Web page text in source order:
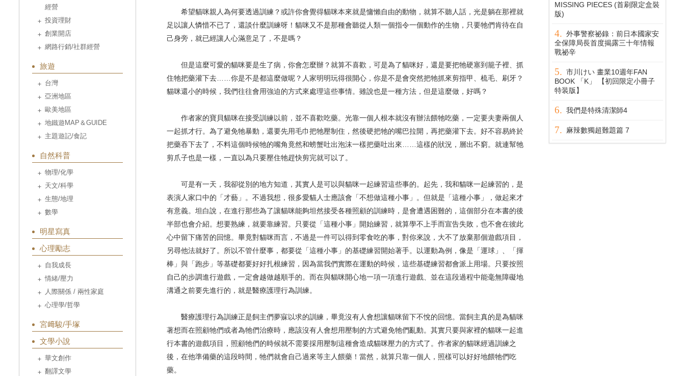
經營
投資理財
創業開店
網路行銷/社群經營
旅遊
台灣
亞洲地區
歐美地區
地鐵遊MAP＆GUIDE
主題遊記/食記
自然科普
物理/化學
天文/科學
生態/地理
數學
明星寫真
心理勵志
自我成長
情緒/壓力
人際關係 / 兩性家庭
心理學/哲學
宮﨑駿/手塚
文學小說
華文創作
翻譯文學
希望貓咪親人為何要透過訓練？或許你會覺得貓咪本來就是慵懶自由的動物，就算不聽人話，光是躺在那裡就
足以讓人憐惜不已了，還談什麼訓練呀！貓咪又不是那種會聽從人類一個指令一個動作的生物，只要牠們肯待在自
己身旁，就已經讓人心滿意足了，不是嗎？
但是這麼可愛的貓咪要是生了病，你會怎麼辦？就算不喜歡，可是為了貓咪好，還是要把牠硬塞到籠子裡、抓
住牠把藥灌下去……你是不是都這麼做呢？人家明明玩得很開心，你是不是會突然把牠抓來剪指甲、梳毛、刷牙？
貓咪還小的時候，我們往往會用強迫的方式來處理這些事情。雖說也是一種方法，但是這麼做，好嗎？
作者家的寶貝貓咪在接受訓練以前，並不喜歡吃藥。光靠一個人根本就沒有辦法餵牠吃藥，一定要夫妻兩個人
一起抓才行。為了避免牠暴動，還要先用毛巾把牠壓制住，然後硬把牠的嘴巴拉開，再把藥灌下去。好不容易終於
把藥吞下去了，不料這個時候牠的嘴角竟然和螃蟹吐出泡沫一樣把藥吐出來……這樣的狀況，層出不窮。就連幫牠
剪爪子也是一樣，一直以為只要壓住牠趕快剪完就可以了。
可是有一天，我卻從別的地方知道，其實人是可以與貓咪一起練習這些事的。起先，我和貓咪一起練習的，是
表演人家口中的「才藝」。不過我想，很多愛貓人士應該會「不想做這種小事」。但就是「這種小事」，做起來才
有意義。坦白說，在進行那些為了讓貓咪能夠坦然接受各種照顧的訓練時，是會遭遇困難的，這個部分在本書的後
半部也會介紹。想要熟練，就要靠練習。只要從「這種小事」開始練習，就算學不上手而宣告失敗，也不會在彼此
心中留下痛苦的回憶。畢竟對貓咪而言，不過是一件可以得到零食吃的事，對你來說，大不了放棄那個遊戲項目，
另尋他法就好了。所以不管什麼事，都要從「這種小事」的基礎練習開始著手。以運動為例，像是「運球」、「揮
棒」與「跑步」等基礎都要好好扎根練習，因為當我們實際在運動的時候，這些基礎練習都會派上用場。只要按照
自己的步調進行遊戲，一定會越做越順手的。而在與貓咪開心地一項一項進行遊戲、並在這段過程中能毫無障礙地
溝通之前要先進行的，就是醫療護理行為訓練。
醫療護理行為訓練正是飼主們夢寐以求的訓練，畢竟沒有人會想讓貓咪留下不悅的回憶。當飼主真的是為貓咪
著想而在照顧牠們或者為牠們治療時，應該沒有人會想用壓制的方式避免牠們亂動。其實只要與家裡的貓咪一起進
行本書的遊戲項目，照顧牠們的時候就不需要採用壓制這種會造成貓咪壓力的方式了。作者家的貓咪經過訓練之
後，在他準備藥的這段時間，牠們就會自己過來等主人餵藥！當然，就算只靠一個人，照樣可以好好地餵牠們吃
藥。
MISSING PIECES (首刷限定盒裝
版)
外事警察祕錄：前日本國家安
全保障局長首度揭露三十年情報
戰祕辛
市川けい 畫業10週年FAN
BOOK 「K」 【初回限定小冊子
特装版】
我們是特殊清潔師4
麻辣數獨超難題篇 7